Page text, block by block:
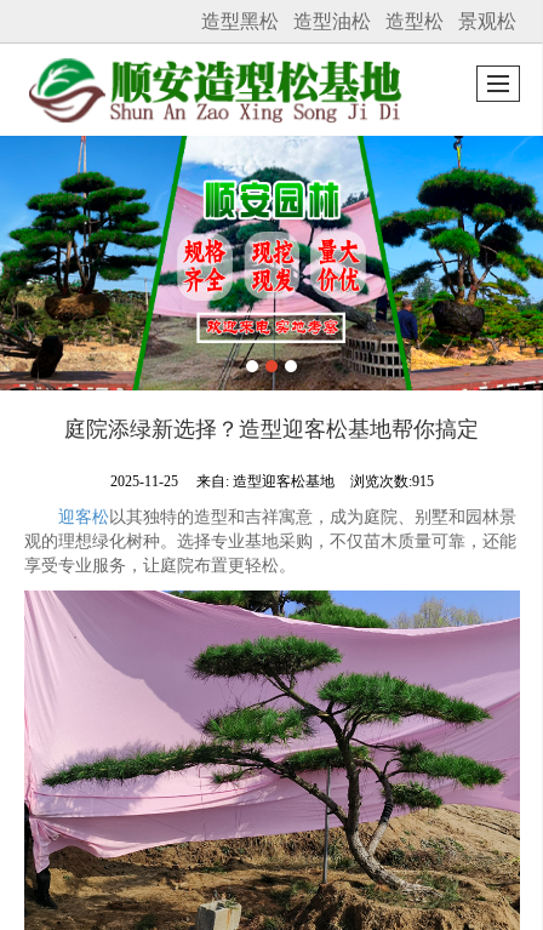
很遗憾，因您的浏览器版本过低导致无法获得最佳浏览体验，推荐下载安装谷歌浏览器！
造型黑松 造型油松 造型松 景观松
庭院添绿新选择？造型迎客松基地帮你搞定
2025-11-25 来自: 造型迎客松基地 浏览次数:915
迎客松以其独特的造型和吉祥寓意，成为庭院、别墅和园林景
观的理想绿化树种。选择专业基地采购，不仅苗木质量可靠，还能
享受专业服务，让庭院布置更轻松。